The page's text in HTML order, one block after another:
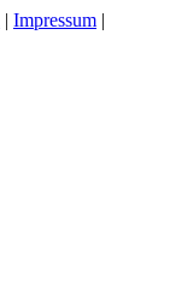
| Impressum |